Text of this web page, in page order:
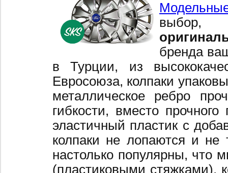
выбор,
бренда
в Турции, из
Евросоюза, колпаки
металлическое ребро
гибкости, вместо
эластичный пластик с
колпаки не лопаются и не
настолько популярны, что
(пластиковыми стяжками),